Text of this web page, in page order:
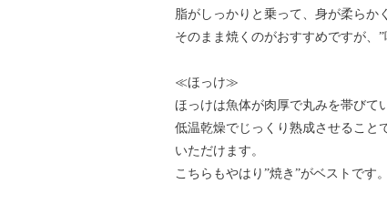
脂がしっかりと乗って、身が柔らか
そのまま焼くのがおすすめですが、
≪ほっけ≫
ほっけは魚体が肉厚で丸みを帯びて
低温乾燥でじっくり熟成させること
いただけます。
こちらもやはり”焼き”がベストです。